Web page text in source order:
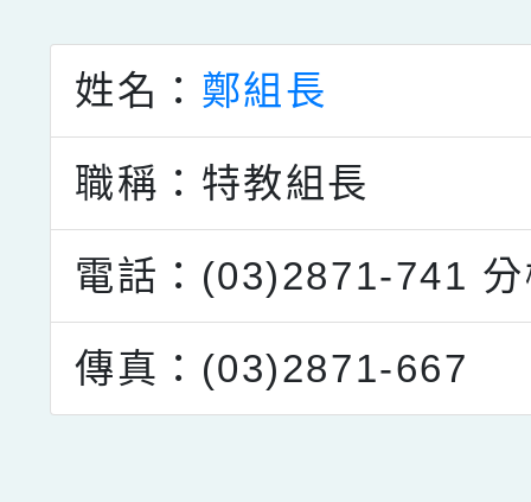
點擊Facebook分享及讚
姓名： 鄭組長
職稱：特教組長
電話：(03)2871-741
傳真：(03)2871-667